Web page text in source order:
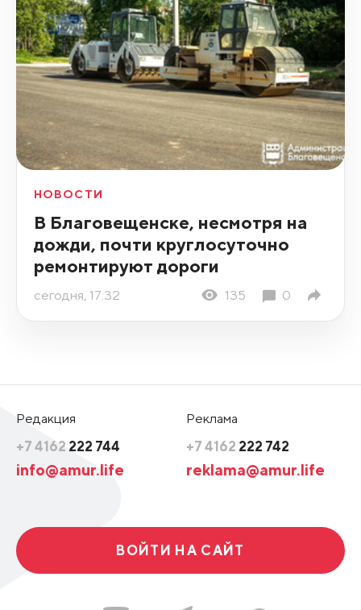
НОВОСТИ
В Благовещенске, несмотря на
дожди, почти круглосуточно
ремонтируют дороги
сегодня, 17:32 135 0
Редакция
+7 4162 222 744
info@amur.life
Реклама
+7 4162 222 742
reklama@amur.life
ВОЙТИ НА САЙТ